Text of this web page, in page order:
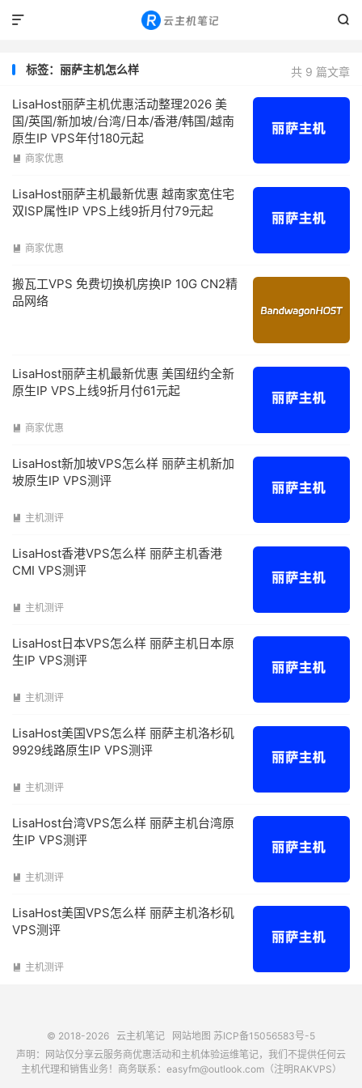


共 9 篇文章
标签：丽萨主机怎么样
LisaHost丽萨主机优惠活动整理2026 美
国/英国/新加坡/台湾/日本/香港/韩国/越南
原生IP VPS年付180元起
 商家优惠
LisaHost丽萨主机最新优惠 越南家宽住宅
双ISP属性IP VPS上线9折月付79元起
 商家优惠
搬瓦工VPS 免费切换机房换IP 10G CN2精
品网络
LisaHost丽萨主机最新优惠 美国纽约全新
原生IP VPS上线9折月付61元起
 商家优惠
LisaHost新加坡VPS怎么样 丽萨主机新加
坡原生IP VPS测评
 主机测评
LisaHost香港VPS怎么样 丽萨主机香港
CMI VPS测评
 主机测评
LisaHost日本VPS怎么样 丽萨主机日本原
生IP VPS测评
 主机测评
LisaHost美国VPS怎么样 丽萨主机洛杉矶
9929线路原生IP VPS测评
 主机测评
LisaHost台湾VPS怎么样 丽萨主机台湾原
生IP VPS测评
 主机测评
LisaHost美国VPS怎么样 丽萨主机洛杉矶
VPS测评
 主机测评
© 2018-2026 云主机笔记 网站地图 苏ICP备15056583号-5
声明：网站仅分享云服务商优惠活动和主机体验运维笔记，我们不提供任何云
主机代理和销售业务！商务联系：easyfm@outlook.com（注明RAKVPS）